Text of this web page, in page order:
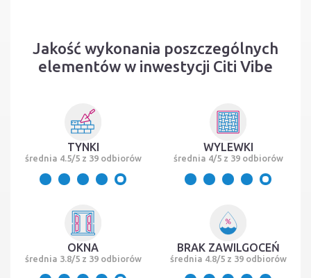
Jakość wykonania poszczególnych
elementów w inwestycji Citi Vibe
TYNKI
średnia 4.5/5 z 39 odbiorów
WYLEWKI
średnia 4/5 z 39 odbiorów
OKNA
średnia 3.8/5 z 39 odbiorów
BRAK ZAWILGOCEŃ
średnia 4.8/5 z 39 odbiorów